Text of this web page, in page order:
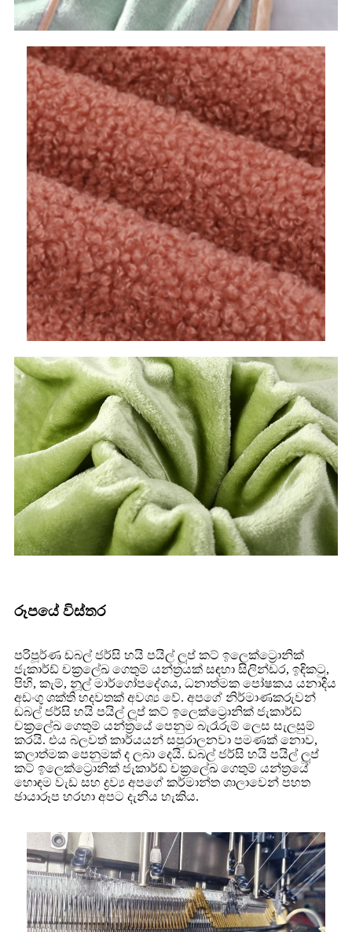
රූපයේ විස්තර
පරිපූර්ණ ඩබල් ජර්සි හයි පයිල් ලූප් කට් ඉලෙක්ට්‍රොනික්
ජැකාර්ඩ් චක්‍රලේඛ ගෙතුම් යන්ත්‍රයක් සඳහා සිලින්ඩර, ඉඳිකටු,
පිහි, කැම්, නූල් මාර්ගෝපදේශය, ධනාත්මක පෝෂකය යනාදිය
අඩංගු ශක්ති හදවතක් අවශ්‍ය වේ. අපගේ නිර්මාණකරුවන්
ඩබල් ජර්සි හයි පයිල් ලූප් කට් ඉලෙක්ට්‍රොනික් ජැකාර්ඩ්
චක්‍රලේඛ ගෙතුම් යන්ත්‍රයේ පෙනුම බැරෑරුම් ලෙස සැලසුම්
කරයි. එය බලවත් කාර්යයන් සපුරාලනවා පමණක් නොව,
කලාත්මක පෙනුමක් ද ලබා දෙයි. ඩබල් ජර්සි හයි පයිල් ලූප්
කට් ඉලෙක්ට්‍රොනික් ජැකාර්ඩ් චක්‍රලේඛ ගෙතුම් යන්ත්‍රයේ
හොඳම වැඩ සහ ද්‍රව්‍ය අපගේ කර්මාන්ත ශාලාවෙන් පහත
ඡායාරූප හරහා අපට දැනිය හැකිය.